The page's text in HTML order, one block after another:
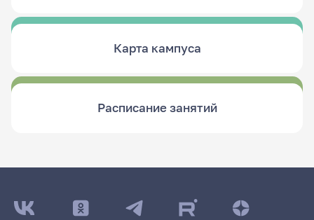
Карта кампуса
Расписание занятий